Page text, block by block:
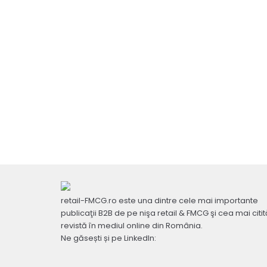
retail-FMCG.ro este una dintre cele mai importante
publicaţii B2B de pe nişa retail & FMCG şi cea mai
revistă în mediul online din România.
Ne găsești și pe LinkedIn: